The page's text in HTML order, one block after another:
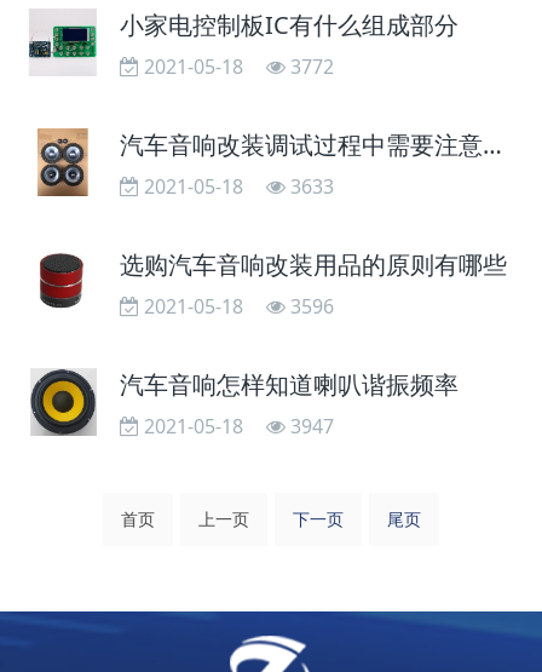
小家电控制板IC有什么组成部分
2021-05-18 3772
汽车音响改装调试过程中需要注意哪些技术环节
2021-05-18 3633
选购汽车音响改装用品的原则有哪些
2021-05-18 3596
汽车音响怎样知道喇叭谐振频率
2021-05-18 3947
首页 上一页 下一页 尾页